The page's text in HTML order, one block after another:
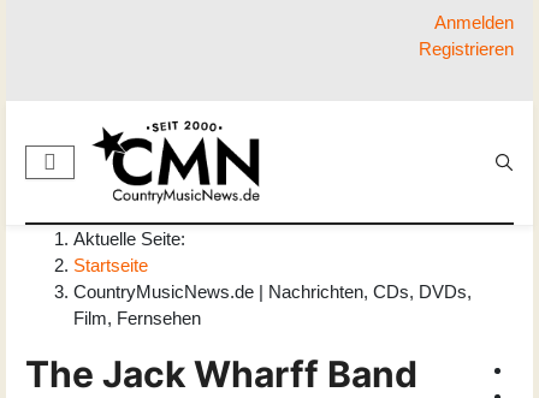
Anmelden
Registrieren
Aktuelle Seite:
Startseite
CountryMusicNews.de | Nachrichten, CDs, DVDs,
Film, Fernsehen
The Jack Wharff Band